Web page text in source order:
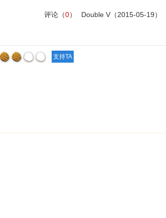
Double V （2015-05-19）
评论（0）